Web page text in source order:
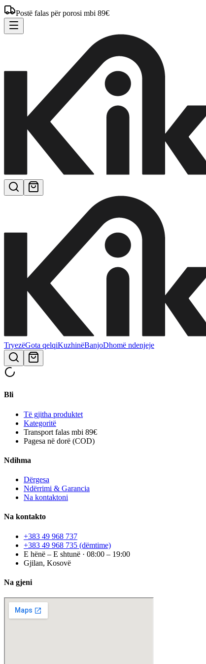
Postë falas për porosi mbi 89€
TryezëGota qelqiKuzhinëBanjoDhomë ndenjeje
Bli
Të gjitha produktet
Kategoritë
Transport falas mbi 89€
Pagesa në dorë (COD)
Ndihma
Dërgesa
Ndërrimi & Garancia
Na kontaktoni
Na kontakto
+383 49 968 737
+383 49 968 735 (dëmtime)
E hënë – E shtunë · 08:00 – 19:00
Gjilan, Kosovë
Na gjeni